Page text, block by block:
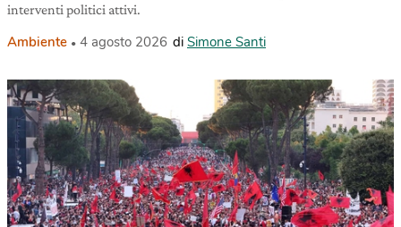
interventi politici attivi.
Ambiente 4 agosto 2026 di Simone Santi